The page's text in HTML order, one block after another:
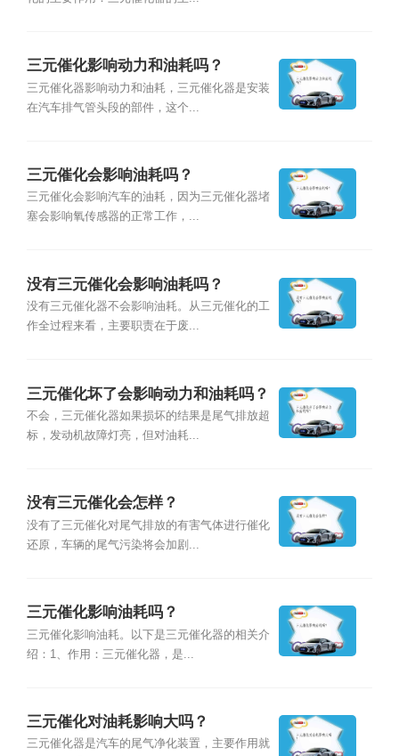
三元催化影响动力和油耗吗？
三元催化器影响动力和油耗，三元催化器是安装
在汽车排气管头段的部件，这个...
三元催化会影响油耗吗？
三元催化会影响汽车的油耗，因为三元催化器堵
塞会影响氧传感器的正常工作，...
没有三元催化会影响油耗吗？
没有三元催化器不会影响油耗。从三元催化的工
作全过程来看，主要职责在于废...
三元催化坏了会影响动力和油耗吗？
不会，三元催化器如果损坏的结果是尾气排放超
标，发动机故障灯亮，但对油耗...
没有三元催化会怎样？
没有了三元催化对尾气排放的有害气体进行催化
还原，车辆的尾气污染将会加剧...
三元催化影响油耗吗？
三元催化影响油耗。以下是三元催化器的相关介
绍：1、作用：三元催化器，是...
三元催化对油耗影响大吗？
三元催化器是汽车的尾气净化装置，主要作用就